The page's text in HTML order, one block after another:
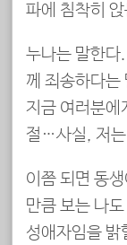
파에 침착히
누나는 말한다
께 죄송하다
지금 여러분
절…사실, 저
이쯤 되면 동
만큼 보는 나
성애자임을 밝